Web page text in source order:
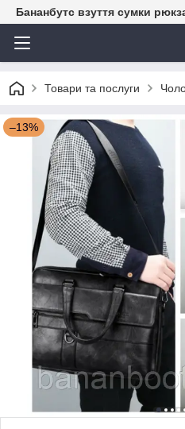
Бананбутс взуття сумки
Товари та послуги
–13%